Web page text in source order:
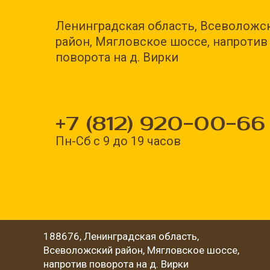
Ленинградская область,
район, Мягловское шоссе, напротив
поворота на д. Вирки
+7 (812) 920-00-66
Пн-Сб с 9 до 19 часов
188676, Ленинградская область,
Всеволожский район, Мягловское шоссе,
напротив поворота на д. Вирки